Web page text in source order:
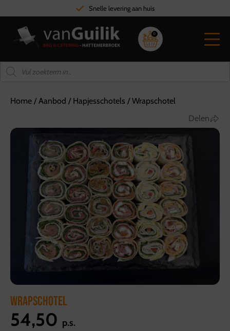
Snelle levering aan huis
0
Home /Aanbod / Hapjesschotels /Wrapschotel
WRAPSCHOTEL
Delen
54,50 p.s.